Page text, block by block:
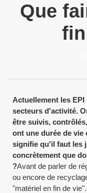
Que
Actuellement les
secteurs d'activité.
être suivis,
ont une durée de vie
signifie qu'il faut les
concrètement que
?Avant de parler de
ou encore de
"matériel en fin de